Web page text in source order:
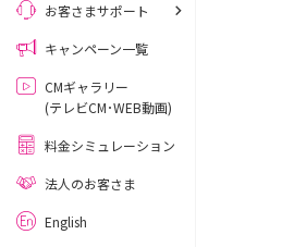
お客さまサポート
キャンペーン一覧
CMギャラリー
(テレビCM･WEB動画)
料金シミュレーション
法人のお客さま
English